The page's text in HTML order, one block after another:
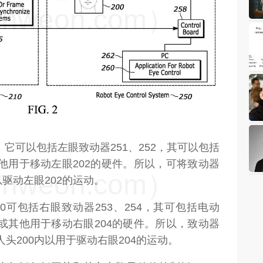
可以包括左眼致动器251、252，其可以包括
用于移动左眼202的硬件。所以，可将致动器
动左眼202的运动。
包括右眼致动器253、254，其可包括电动
其他用于移动右眼204的硬件。所以，致动器
200内以用于驱动右眼204的运动。
）
）